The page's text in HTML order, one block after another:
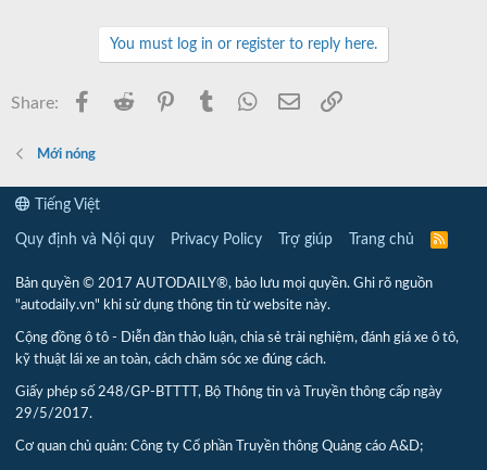
You must log in or register to reply here.
Share: Facebook
Reddit PinterestTumblr WhatsApp
Email
Mới nóng
Tiếng Việt
Quy định và Nội quy Privacy Policy Trợ giúp Trang chủ
R
Bản quyền © 2017 AUTODAILY®, bảo lưu mọi quyền. Ghi rõ nguồn
"autodaily.vn" khi sử dụng thông tin từ website này.
Cộng đồng ô tô - Diễn đàn thảo luận, chia sẻ trải nghiệm, đánh giá xe ô tô,
kỹ thuật lái xe an toàn, cách chăm sóc xe đúng cách.
Giấy phép số 248/GP-BTTTT, Bộ Thông tin và Truyền thông cấp ngày
29/5/2017.
Cơ quan chủ quản: Công ty Cổ phần Truyền thông Quảng cáo A&D;